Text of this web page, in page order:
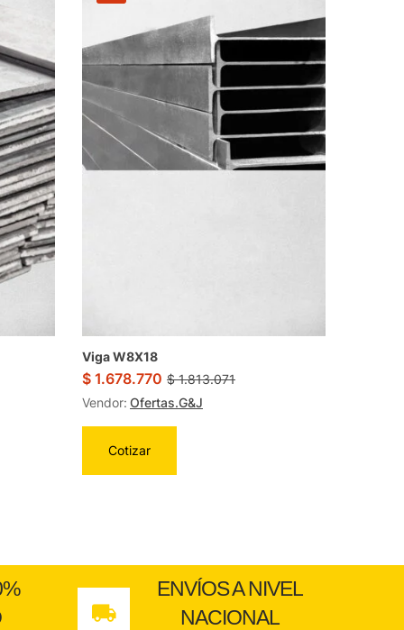
Viga W8X18
$ 1.678.770 $1.813.071
Vendor: Ofertas.G&J
Cotizar
ENVÍOS A NIVEL
NACIONAL